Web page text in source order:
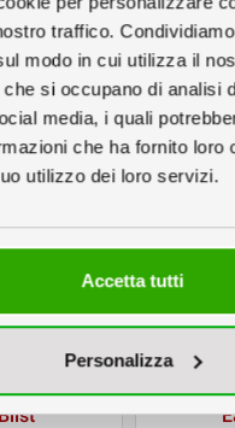
traffico.
modo in cui utilizza il
si occupano di analisi
media, i quali
che ha fornito loro
utilizzo dei loro servizi.
Accetta tutti
Personalizza
L
ganci
in